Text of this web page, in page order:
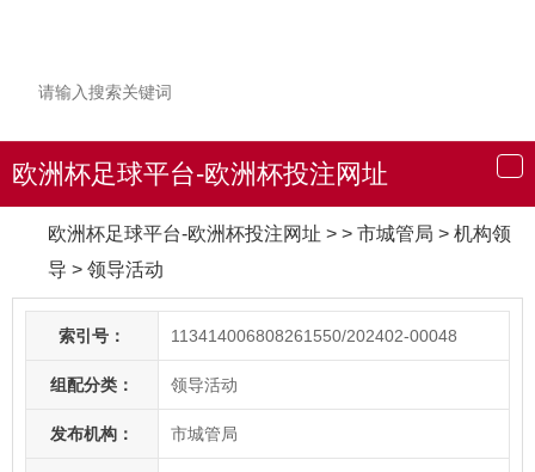
导
航
欧洲杯足球平台-欧洲杯投注网址
欧洲杯足球平台-欧洲杯投注网址 > > 市城管局 > 机构领
导 > 领导活动
索引号： 113414006808261550/202402-00048
组配分类： 领导活动
发布机构： 市城管局